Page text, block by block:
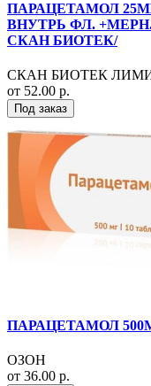
ПАРАЦЕТАМОЛ
ВНУТРЬ ФЛ.
СКАН БИОТЕК/
СКАН БИОТЕК
от 52.00 р.
Под заказ
ПАРАЦЕТАМОЛ
ОЗОН
от 36.00 р.